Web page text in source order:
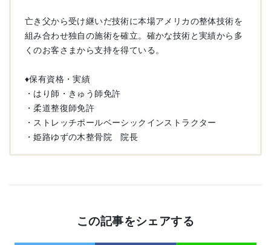
亡き父から受け継いだ技術に本場アメリカの整体技術を
組み合わせ独自の施術を確立。確かな技術と実績から多
くのお客さまから支持を得ている。
♦︎保有資格・実績
・はり師・きゅう師免許
・柔道整復師免許
・ストレッチポールベーシックインストラクター
・姫路ゆずの木整骨院 院長
この記事をシェアする